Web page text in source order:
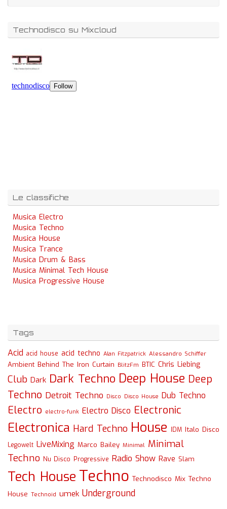
Technodisco su Mixcloud
Le classifiche
Musica Electro
Musica Techno
Musica House
Musica Trance
Musica Drum & Bass
Musica Minimal Tech House
Musica Progressive House
Tags
Acid acid house acid techno Alan Fitzpatrick Alessandro Schiffer
Ambient Behind The Iron Curtain BlitzFm BTIC Chris Liebing
Club Dark Dark Techno Deep House Deep
Techno Detroit Techno Disco Disco House Dub Techno
Electro electro-funk Electro Disco Electronic
Electronica Hard Techno House IDM Italo Disco
Legowelt LiveMixing Marco Bailey Minimal Minimal
Techno Nu Disco Progressive Radio Show Rave Slam
Tech House Techno Technodisco Mix Techno
House Technoid umek Underground